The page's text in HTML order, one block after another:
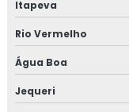
Itapeva
Rio Vermelho
Água Boa
Jequeri